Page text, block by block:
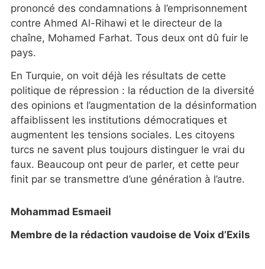
prononcé des condamnations à l’emprisonnement
contre Ahmed Al-Rihawi et le directeur de la
chaîne, Mohamed Farhat. Tous deux ont dû fuir le
pays.
En Turquie, on voit déjà les résultats de cette
politique de répression : la réduction de la diversité
des opinions et l’augmentation de la désinformation
affaiblissent les institutions démocratiques et
augmentent les tensions sociales. Les citoyens
turcs ne savent plus toujours distinguer le vrai du
faux. Beaucoup ont peur de parler, et cette peur
finit par se transmettre d’une génération à l’autre.
Mohammad Esmaeil
Membre de la rédaction vaudoise de Voix d’Exils